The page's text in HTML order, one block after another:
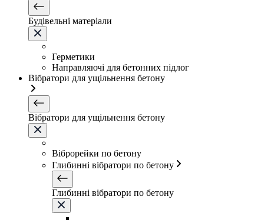
Будівельні матеріали
Герметики
Направляючі для бетонних підлог
Вібратори для ущільнення бетону
Вібратори для ущільнення бетону
Віброрейки по бетону
Глибинні вібратори по бетону
Глибинні вібратори по бетону